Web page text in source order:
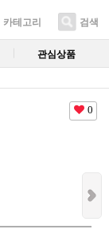
카테고리 검색
관심상품
0